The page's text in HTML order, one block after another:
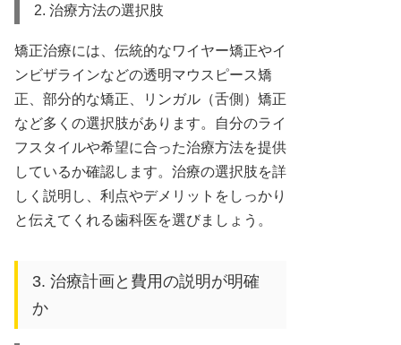
2. 治療方法の選択肢
矯正治療には、伝統的なワイヤー矯正やイ
ンビザラインなどの透明マウスピース矯
正、部分的な矯正、リンガル（舌側）矯正
など多くの選択肢があります。自分のライ
フスタイルや希望に合った治療方法を提供
しているか確認します。治療の選択肢を詳
しく説明し、利点やデメリットをしっかり
と伝えてくれる歯科医を選びましょう。
3. 治療計画と費用の説明が明確
か